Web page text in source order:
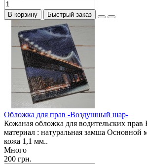
В корзину Быстрый заказ
Обложка для прав -Воздушный шар-
Кожаная обложка для водительских прав
материал : натуральная замша Основной
кожа 1,1 мм..
Много
200 грн.